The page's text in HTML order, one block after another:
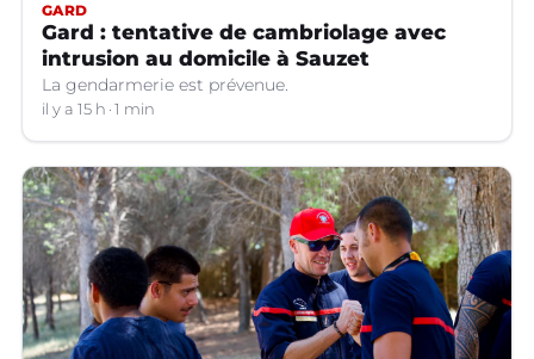
GARD
Gard : tentative de cambriolage avec
intrusion au domicile à Sauzet
La gendarmerie est prévenue.
il y a 15 h 1 min